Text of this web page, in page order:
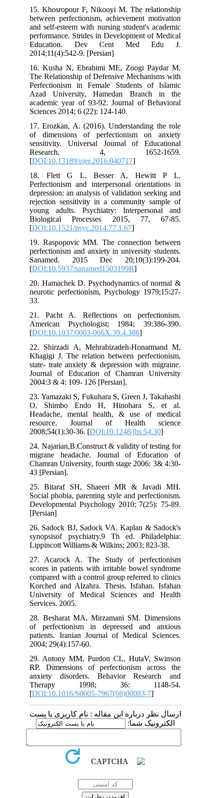
15. Khosropour F, Nikooyi M. The relationship
between perfectionism, achievement motivation
and self-esteem with nursing student's academic
performance. Strides in Development of Medical
Education. Dev Cent Med Edu J.
2014;11(4):542-9. [Persian]
16. Kusha N, Ebrahimi ME, Zoogi Paydar M.
The Relationship of Defensive Mechanisms with
Perfectionism in Female Students of Islamic
Azad University, Hamedan Branch in the
academic year of 93-92. Journal of Behavioral
Sciences 2014; 6 (22): 124-140.
17. Erozkan, A. (2016). Understanding the role
of dimensions of perfectionism on anxiety
sensitivity. Universal Journal of Educational
Research, 4, 1652-1659.
[DOI:10.13189/ujer.2016.040717
18. Flett G L, Besser A, Hewitt P L.
Perfectionism and interpersonal orientations in
depression: an analysis of validation seeking and
rejection sensitivity in a community sample of
young adults. Psychiatry: Interpersonal and
Biological Processes 2015, 77, 67-85.
[DOI:10.1521/psyc.2014.77.1.67
19. Raspopovic MM. The connection between
perfectionism and anxiety in university students.
Sanamed. 2015 Dec 20;10(3):199-204.
[DOI:10.5937/sanamed1503199R
20. Hamachek D. Psychodynamics of normal &
neurotic perfectionism, Psychology 1979;15:27-
33.
21. Pacht A. Reflections on perfectionism.
American Psychologist; 1984; 39:386-390.
[DOI:10.1037/0003-066X.39.4.386
22. Shirzadi A, Mehrabizadeh-Honarmand M,
Khagigi J. The relation between perfectionism,
state- trate anxiety & depression with migraine.
Journal of Education of Chamran University
2004:3 & 4: 109- 126 [Persian].
23. Yamazaki S, Fukuhara S, Green J, Takahashi
O, Shimbo Endo H, Hinohara S, et al.
Headache, mental health, & use of medical
resource. Journal of Health science
2008;54(1):30-36. [DOI:10.1248/jhs.54.30
24. Najarian,B.Construct & validity of testing for
migrane headache. Journal of Education of
Chamran University, fourth stage 2006: 3& 4:30-
43 [Persian].
25. Bitaraf SH, Shaeeri MR & Javadi MH.
Social phobia, parenting style and perfectionism.
Developmental Psychology 2010; 7(25): 75-89.
[Persian]
26. Sadock BJ, Sadock VA. Kaplan & Sadock's
synopsisof psychiatry.9 Th ed. Philadelphia:
Lippincott Williams & Wilkins; 2003; 823-38.
27. Acarock A. The Study of perfectionism
scores in patients with irritable bowel syndrome
compared with a control group referred to clinics
Korched and Alzahra. Thesis. Isfahan. Isfahan
University of Medical Sciences and Health
Services. 2005.
28. Besharat MA, Mirzamani SM. Dimensions
of perfectionism in depressed and anxious
patients. Iranian Journal of Medical Sciences.
2004; 29(4):157-60.
29. Antony MM, Purdon CL, HutaV, Swinson
RP. Dimensions of perfectionism across the
anxiety disorders. Behavior Research and
Therapy 1998; 36: 1148-54.
[DOI:10.1016/S0005-7967(98)00083-7
ارسال نظر درباره این مقاله : نام کاربری یا پست
الکترونیک شما: